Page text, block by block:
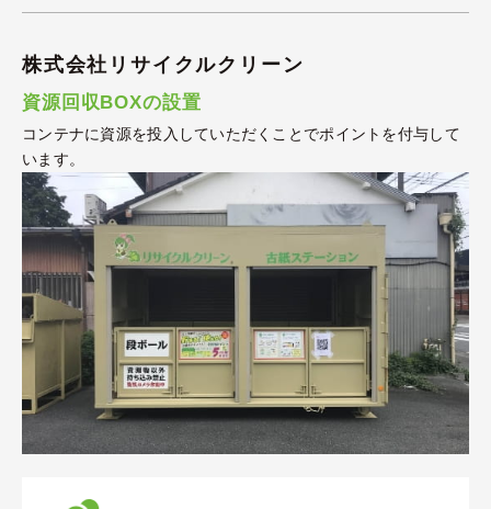
株式会社リサイクルクリーン
資源回収BOXの設置
コンテナに資源を投入していただくことでポイントを付与して
います。